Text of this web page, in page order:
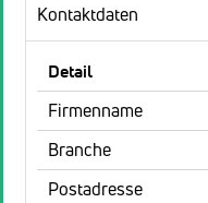
Kontaktdaten
Detail
Firmenname
Branche
Postadresse